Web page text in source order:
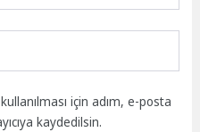
için adım, e-posta
kaydedilsin.